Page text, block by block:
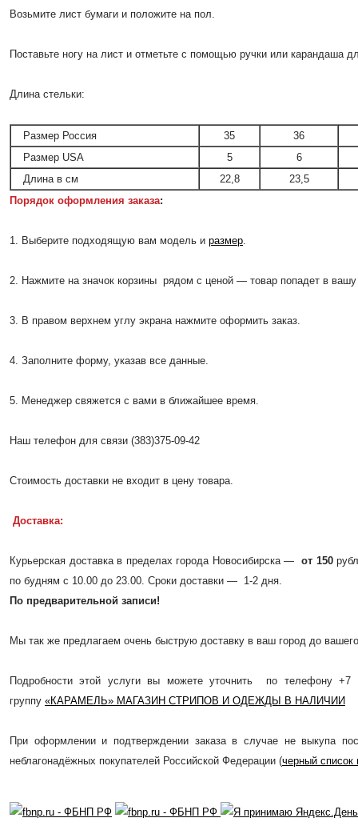
Возьмите лист бумаги и положите на пол.
Поставьте ногу на лист и отметьте с помощью ручки или карандаша
Длина стельки:
Размер Россия 35
36
Размер USA
5
6
Длина в см
22,8
23,5
Порядок оформления заказа:
1. Выберите подходящую вам модель и размер.
2. Нажмите на значок корзины рядом с ценой — товар попадет в вашу
3. В правом верхнем углу экрана нажмите оформить заказ.
4. Заполните форму, указав все данные.
5. Менеджер свяжется с вами в ближайшее время.
Наш телефон для связи (383)375-09-42
Стоимость доставки не входит в цену товара.
Доставка:
Курьерская доставка в пределах города Новосибирска — от 150
по будням с 10.00 до 23.00. Сроки доставки — 1-2 дня.
По предварительной записи!
Мы так же предлагаем очень быструю доставку в ваш город до
Подробности этой услуги вы можете уточнить по телефону
группу «КАРАМЕЛЬ» МАГАЗИН СТРИПОВ И ОДЕЖДЫ В НАЛИЧИИ
При оформлении и подтверждении заказа в случае не выкупа
неблагонадёжных покупателей Российской Федерации (черный список